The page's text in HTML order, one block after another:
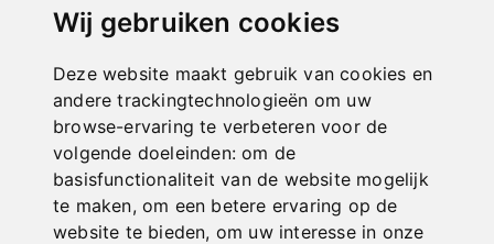
Wij gebruiken cookies
Deze website maakt gebruik van cookies en
andere trackingtechnologieën om uw
browse-ervaring te verbeteren voor de
volgende doeleinden:om de
basisfunctionaliteit van de website mogelijk
te maken,om een betere ervaring op de
website te bieden, om uw interesse in onze
SCHNELLE
LIEFERUNG